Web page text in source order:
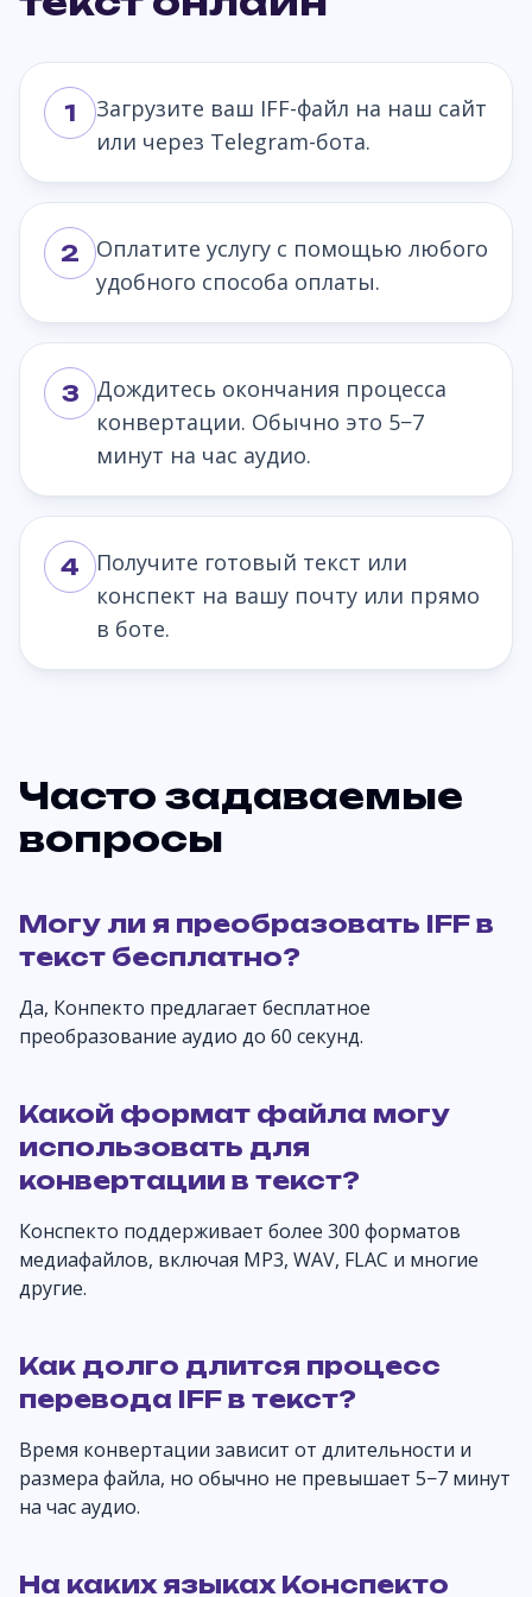
1
Загрузите ваш IFF-файл на наш сайт
или через Telegram-бота.
2
Оплатите услугу с помощью любого
удобного способа оплаты.
3
Дождитесь окончания процесса
конвертации. Обычно это 5−7
минут на час аудио.
4
Получите готовый текст или
конспект на вашу почту или прямо
в боте.
Часто задаваемые
вопросы
Могу ли я преобразовать IFF в
текст бесплатно?
Да, Конпекто предлагает бесплатное
преобразование аудио до 60 секунд.
Какой формат файла могу
использовать для
конвертации в текст?
Конспекто поддерживает более 300 форматов
медиафайлов, включая MP3, WAV, FLAC и многие
другие.
Как долго длится процесс
перевода IFF в текст?
Время конвертации зависит от длительности и
размера файла, но обычно не превышает 5−7 минут
на час аудио.
На каких языках Конспекто